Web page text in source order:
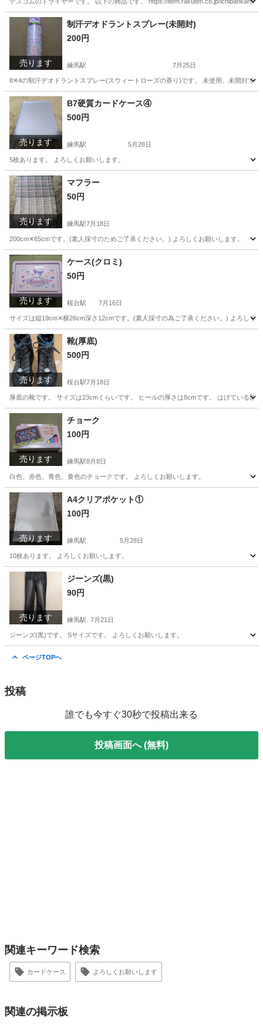
東京 練馬区 桜台駅 生活家電 テスコム
売ります
制汗デオドラントスプレー(未開封)
200円
練馬駅 7月25日
8‪‪✕‬4の制汗デオドラントスプレー(スウィートローズの香り)です。 未使用、未開封です
東京 練馬区 練馬駅 ボディケア
売ります
B7硬質カードケース④
500円
練馬駅 5月28日
5枚あります。 よろしくお願いします。
東京 練馬区 練馬駅
売ります
マフラー
50円
練馬駅7月18日
200cm‪✕‬65cmです。(素人採寸のためご了承ください。) よろしくお願いします。
東京 練馬区
売ります
ケース(クロミ)
50円
桜台駅 7月16日
サイズは縦19cm‪‪✕‬横26cm深さ12cmです。(素人採寸の為ご了承ください。) よろしく
東京 練馬区 桜台駅
売ります
靴(厚底)
500円
桜台駅7月18日
厚底の靴です。 サイズは23cmくらいです。 ヒールの厚さは8cmです。 はげている箇
東京 練馬区
売ります
チョーク
100円
練馬駅8月8日
白色、赤色、青色、黄色のチョークです。 よろしくお願いします。
東京 練馬区 練馬駅 その他 チョーク
売ります
A4クリアポケット①
100円
練馬駅 5月28日
10枚あります。 よろしくお願いします。
東京 練馬区 その他
売ります
ジーンズ(黒)
90円
練馬駅 7月21日
ジーンズ(黒)です。 Sサイズです。 よろしくお願いします。
ページTOPへ
投稿
誰でも今すぐ30秒で投稿出来る
投稿画面へ (無料)
関連キーワード検索
カードケース よろしくお願いします
関連の掲示板